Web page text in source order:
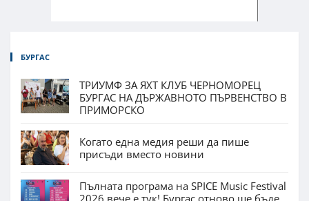
БУРГАС
ТРИУМФ ЗА ЯХТ КЛУБ ЧЕРНОМОРЕЦ
БУРГАС НА ДЪРЖАВНОТО ПЪРВЕНСТВО В
ПРИМОРСКО
Когато една медия реши да пише
присъди вместо новини
Пълната програма на SPICE Music Festival